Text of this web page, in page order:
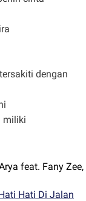
dengan
miliki
feat. Fany Zee,
Hati Di Jalan